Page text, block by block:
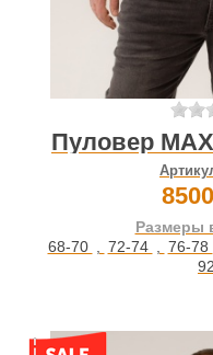
Пуловер
Размеры
68-70 , 72-74 , 76-78